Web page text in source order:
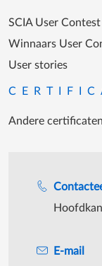
E-mail
SCIA User Contest
Winnaars User
User stories
Andere certificaten